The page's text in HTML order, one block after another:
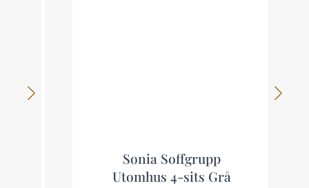
Sonia Soffgrupp
Utomhus 4-sits Grå